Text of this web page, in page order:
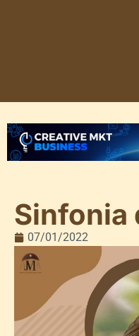
Sinfonia
07/01/2022